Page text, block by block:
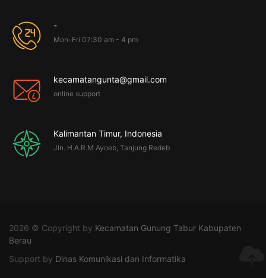
-
Mon-Fri 07:30 am - 4 pm
kecamatangunta@gmail.com
online support
Kalimantan Timur, Indonesia
Jln. H.A.R.M Ayoeb, Tanjung Redeb
2026 © Copyright by Kecamatan Gunung Tabur Kabupaten
Berau
Support by Dinas Komunikasi dan Informatika